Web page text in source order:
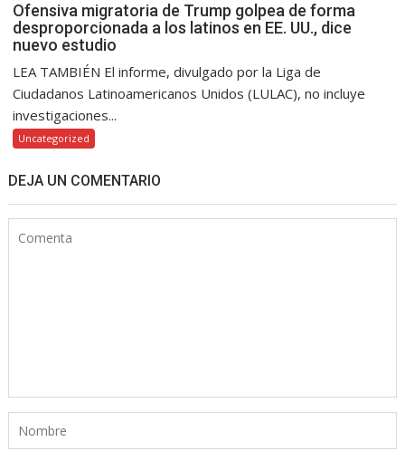
Ofensiva migratoria de Trump golpea de forma
desproporcionada a los latinos en EE. UU., dice
nuevo estudio
LEA TAMBIÉN El informe, divulgado por la Liga de
Ciudadanos Latinoamericanos Unidos (LULAC), no incluye
investigaciones...
Uncategorized
DEJA UN COMENTARIO